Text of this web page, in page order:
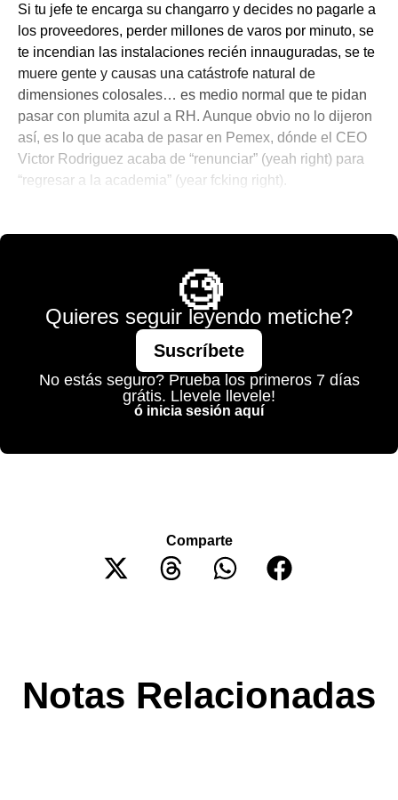
Si tu jefe te encarga su changarro y decides no pagarle a
los proveedores, perder millones de varos por minuto, se
te incendian las instalaciones recién innauguradas, se te
muere gente y causas una catástrofe natural de
dimensiones colosales… es medio normal que te pidan
pasar con plumita azul a RH. Aunque obvio no lo dijeron
así, es lo que acaba de pasar en Pemex, dónde el CEO
Victor Rodriguez acaba de “renunciar” (yeah right) para
“regresar a la academia” (year fcking right).
🧐
Quieres seguir leyendo metiche?
Suscríbete
No estás seguro? Prueba los primeros 7 días
grátis. Llevele llevele!
ó inicia sesión aquí
Comparte
Notas Relacionadas